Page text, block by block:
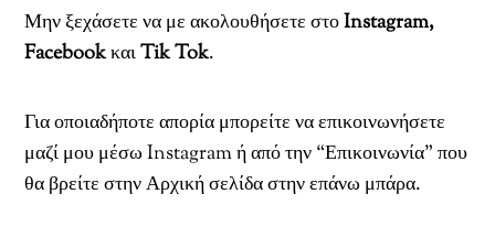
Μην ξεχάσετε να με ακολουθήσετε στοInstagram,
FacebookκαιTik Tok.
Για οποιαδήποτε απορία μπορείτε να επικοινωνήσετε
μαζί μου μέσω Instagram ή από την “Επικοινωνία” που
θα βρείτε στην Αρχική σελίδα στην επάνω μπάρα.